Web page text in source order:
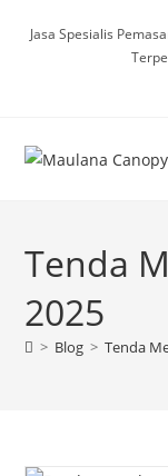
Jasa Spesialis
Tenda
2025
> Blog > Tenda